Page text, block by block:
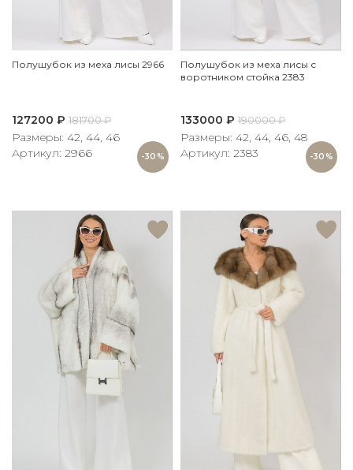
-30%
Полушубок из меха лисы 2966
127200 ₽ 181700₽
Размеры: 42, 44, 46
Артикул: 2966
-30%
Полушубок из меха лисы с
воротником стойка 2383
133000 ₽ 190000₽
Размеры: 42, 44, 46, 48
Артикул: 2383